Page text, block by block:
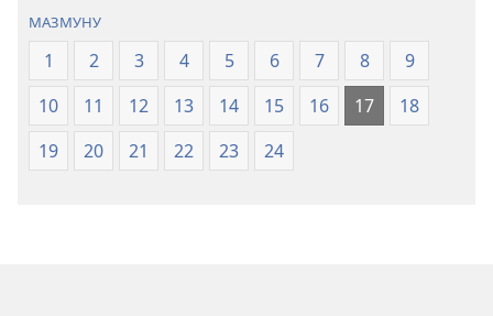
МАЗМУНУ
1 2 3 4 5 6 7 8
9
10
11 12 13 14 15 16 17
18
19
20 21 22 23 24